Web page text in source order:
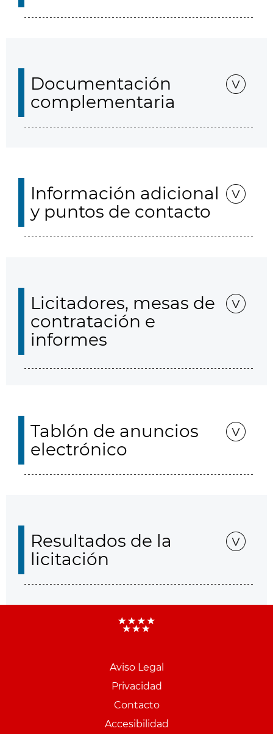
Documentación
complementaria
Información adicional
y puntos de contacto
Licitadores, mesas de
contratación e
informes
Tablón de anuncios
electrónico
Resultados de la
licitación
Aviso Legal
Privacidad
Contacto
Accesibilidad